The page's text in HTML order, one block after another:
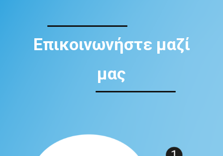
Επικοινωνήστε μαζί
μας